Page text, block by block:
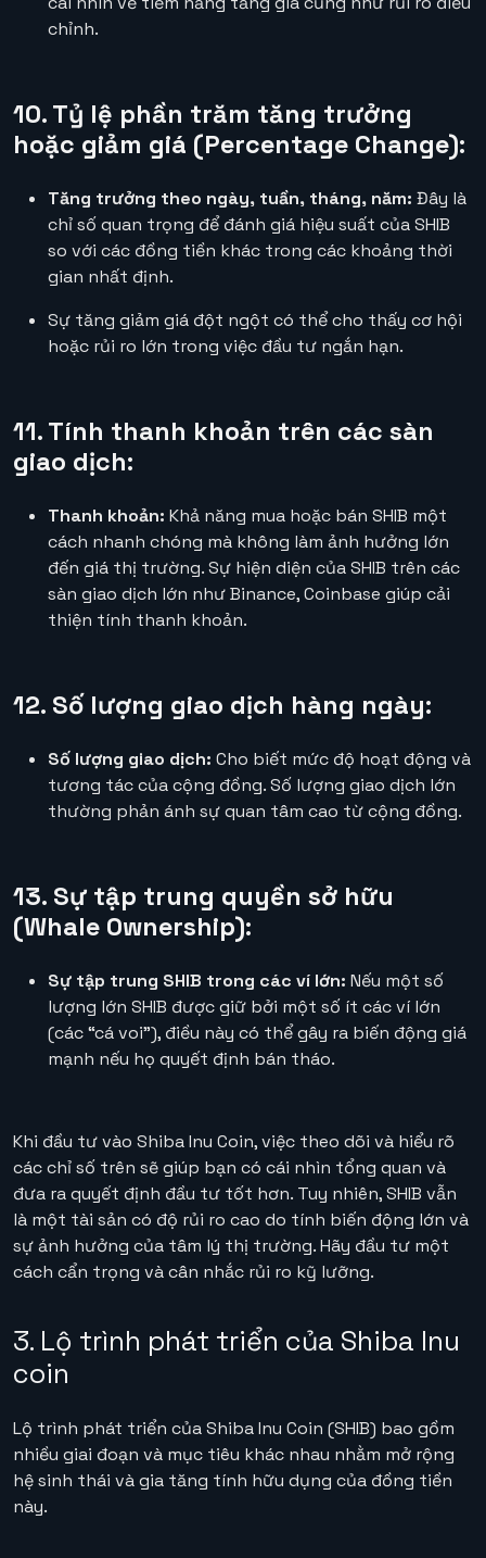
chỉnh.
10. Tỷ lệ phần trăm tăng trưởng
hoặc giảm giá (Percentage Change):
Tăng trưởng theo ngày, tuần, tháng, năm: Đây là
chỉ số quan trọng để đánh giá hiệu suất của SHIB
so với các đồng tiền khác trong các khoảng thời
gian nhất định.
Sự tăng giảm giá đột ngột có thể cho thấy cơ hội
hoặc rủi ro lớn trong việc đầu tư ngắn hạn.
11. Tính thanh khoản trên các sàn
giao dịch:
Thanh khoản: Khả năng mua hoặc bán SHIB một
cách nhanh chóng mà không làm ảnh hưởng lớn
đến giá thị trường. Sự hiện diện của SHIB trên các
sàn giao dịch lớn như Binance, Coinbase giúp cải
thiện tính thanh khoản.
12. Số lượng giao dịch hàng ngày:
Số lượng giao dịch: Cho biết mức độ hoạt động và
tương tác của cộng đồng. Số lượng giao dịch lớn
thường phản ánh sự quan tâm cao từ cộng đồng.
13. Sự tập trung quyền sở hữu
(Whale Ownership):
Sự tập trung SHIB trong các ví lớn: Nếu một số
lượng lớn SHIB được giữ bởi một số ít các ví lớn
(các “cá voi”), điều này có thể gây ra biến động giá
mạnh nếu họ quyết định bán tháo.
Khi đầu tư vào Shiba Inu Coin, việc theo dõi và hiểu rõ
các chỉ số trên sẽ giúp bạn có cái nhìn tổng quan và
đưa ra quyết định đầu tư tốt hơn. Tuy nhiên, SHIB vẫn
là một tài sản có độ rủi ro cao do tính biến động lớn và
sự ảnh hưởng của tâm lý thị trường. Hãy đầu tư một
cách cẩn trọng và cân nhắc rủi ro kỹ lưỡng.
3. Lộ trình phát triển của Shiba Inu
coin
Lộ trình phát triển của Shiba Inu Coin (SHIB) bao gồm
nhiều giai đoạn và mục tiêu khác nhau nhằm mở rộng
hệ sinh thái và gia tăng tính hữu dụng của đồng tiền
này.